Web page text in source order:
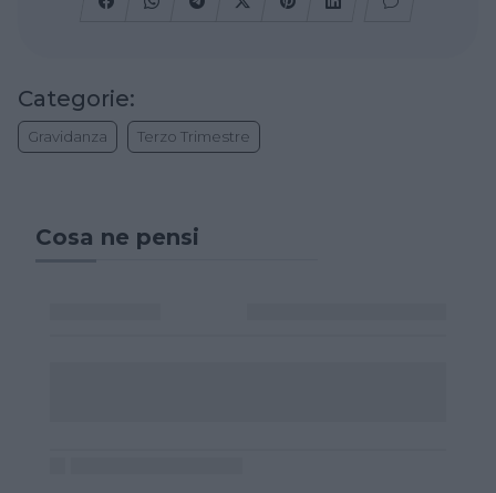
Categorie:
Gravidanza Terzo Trimestre
Cosa ne pensi